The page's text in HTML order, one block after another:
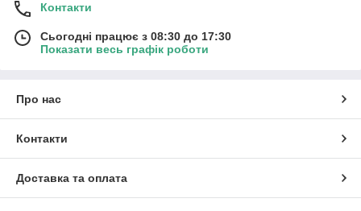
Контакти
Сьогодні працює з 08:30 до 17:30
Показати весь графік роботи
Про нас
Контакти
Доставка та оплата